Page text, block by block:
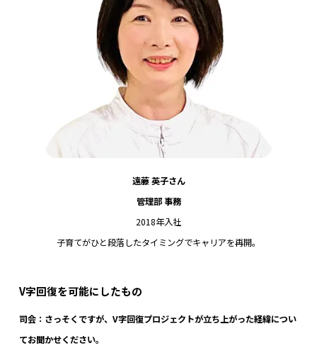
遠藤 英子さん
管理部 事務
2018年入社
子育てがひと段落したタイミングでキャリアを再開。
V字回復を可能にしたもの
司会：さっそくですが、V字回復プロジェクトが立ち上がった経緯につい
てお聞かせください。